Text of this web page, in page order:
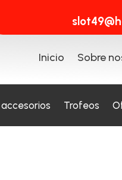
Inicio Sobre
Trofeos